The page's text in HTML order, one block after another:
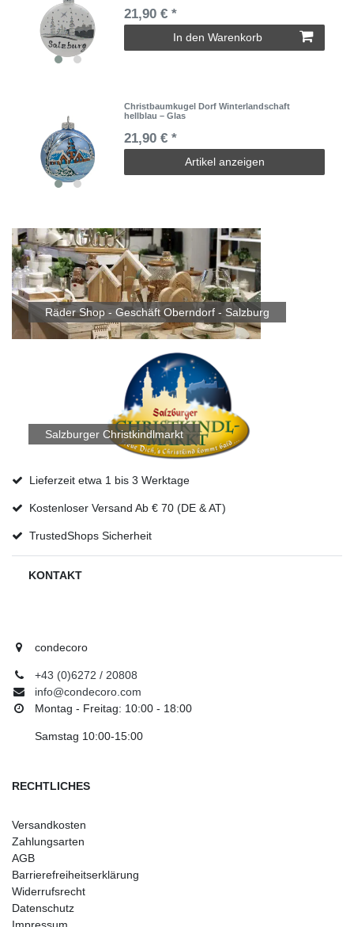
21,90 € *
In den Warenkorb
Christbaumkugel Dorf Winterlandschaft
hellblau – Glas
21,90 € *
Artikel anzeigen
Räder Shop - Geschäft Oberndorf - Salzburg
Salzburger Christkindlmarkt
Lieferzeit etwa 1 bis 3 Werktage
Kostenloser Versand Ab € 70 (DE & AT)
TrustedShops Sicherheit
KONTAKT
condecoro
+43 (0)6272 / 20808
info@condecoro.com
Montag - Freitag: 10:00 - 18:00
Samstag 10:00-15:00
RECHTLICHES
Versandkosten
Zahlungsarten
AGB
Barrierefreiheitserklärung
Widerrufsrecht
Datenschutz